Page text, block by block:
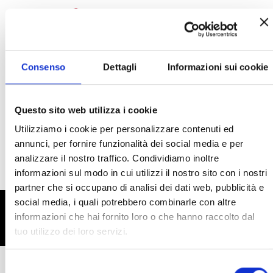
Consenso Dettagli Informazioni sui cookie
Questo sito web utilizza i cookie
Utilizziamo i cookie per personalizzare contenuti ed
annunci, per fornire funzionalità dei social media e per
analizzare il nostro traffico. Condividiamo inoltre
informazioni sul modo in cui utilizzi il nostro sito con i nostri
partner che si occupano di analisi dei dati web, pubblicità e
social media, i quali potrebbero combinarle con altre
informazioni che hai fornito loro o che hanno raccolto dal
tuo utilizzo dei loro servizi.
Melde dich bei deinem Konto an , um
festzulegen.
BEI FRAGEN KONTAKTIERE
BITTE